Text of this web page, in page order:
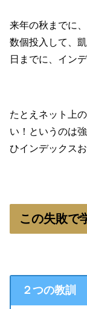
来年の秋までに
数個投入して、
日までに、イン
たとえネット上
い！というのは
ひインデックス
この失敗で
２つの教訓